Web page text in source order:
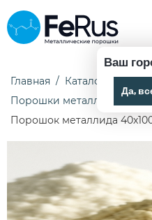
Ваш
Да,
Главная Каталог
Порошки металлидов
Порошок металлида